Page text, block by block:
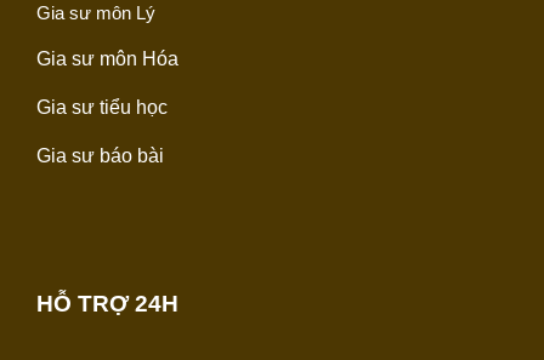
Gia sư môn Lý
Gia sư môn Hóa
Gia sư tiểu học
Gia sư báo bài
HỖ TRỢ 24H